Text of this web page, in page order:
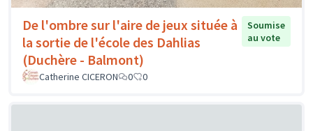
De l'ombre sur l'aire de jeux située à
la sortie de l'école des Dahlias
(Duchère - Balmont)
Soumise
au vote
Catherine CICERON 0 0